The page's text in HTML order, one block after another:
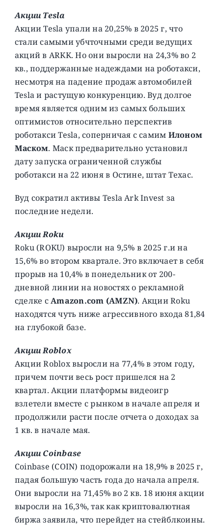
Акции Tesla
Акции Tesla упали на 20,25% в 2025 г, что
стали самыми убчточными среди ведущих
акций в ARKK. Но они выросли на 24,3% во 2
кв., поддержанные надеждами на роботакси,
несмотря на падение продаж автомобилей
Tesla и растущую конкуренцию. Вуд долгое
время является одним из самых больших
оптимистов относительно перспектив
роботакси Tesla, соперничая с самим Илоном
Маском. Маск предварительно установил
дату запуска ограниченной службы
роботакси на 22 июня в Остине, штат Техас.
Вуд сократил активы Tesla Ark Invest за
последние недели.
Акции Roku
Roku (ROKU) выросли на 9,5% в 2025 г.и на
15,6% во втором квартале. Это включает в себя
прорыв на 10,4% в понедельник от 200-
дневной линии на новостях о рекламной
сделке сAmazon.com (AMZN). Акции Roku
находятся чуть ниже агрессивного входа 81,84
на глубокой базе.
Акции Roblox
Акции Roblox выросли на 77,4% в этом году,
причем почти весь рост пришелся на 2
квартал. Акции платформы видеоигр
взлетели вместе с рынком в начале апреля и
продолжили расти после отчета о доходах за
1 кв. в начале мая.
Акции Coinbase
Coinbase (COIN) подорожали на 18,9% в 2025 г,
падая большую часть года до начала апреля.
Они выросли на 71,45% во 2 кв. 18 июня акции
выросли на 16,3%, так как криптовалютная
биржа заявила, что перейдет на стейблкоины.